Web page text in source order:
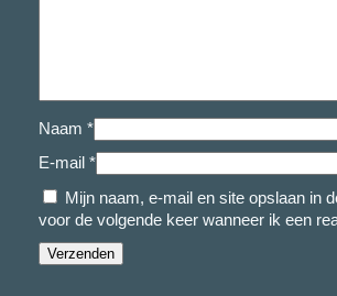
Naam *
E-mail *
Mijn naam, e-mail en site opslaan in
voor de volgende keer wanneer ik een